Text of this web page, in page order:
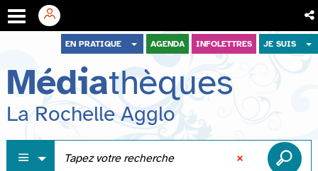
menu
contenu
recherche
EN PRATIQUE AGENDA INFOLETTRES JE SUIS
Médiathèques
La Rochelle Agglo